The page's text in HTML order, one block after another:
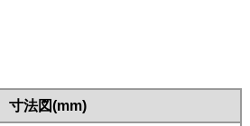
寸法図(mm)